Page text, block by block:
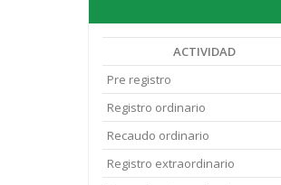
ACTIVIDAD
Pre registro
Registro ordinario
Recaudo ordinario
Registro extraordinario